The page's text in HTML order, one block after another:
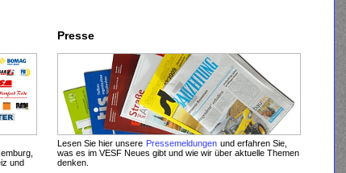
und
Presse
Lesen Sie hier unsere Pressemeldungen und erfahren Sie,
was es im VESF Neues gibt und wie wir über aktuelle Themen
denken.